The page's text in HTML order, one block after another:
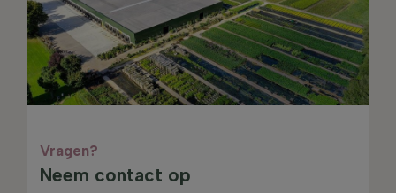
Vragen?
Neem contact op